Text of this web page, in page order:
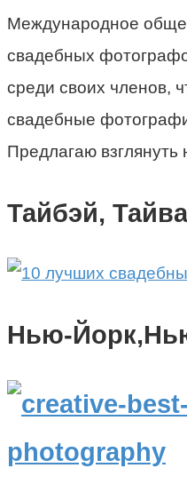
Международное
свадебных
среди своих членов,
свадебные
Предлагаю взглянуть
Тайбэй,
Нью-